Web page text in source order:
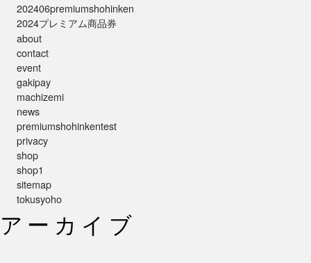
202406premiumshohinken
2024プレミアム商品券
about
contact
event
gakipay
machizemi
news
premiumshohinkentest
privacy
shop
shop1
sitemap
tokusyoho
アーカイブ